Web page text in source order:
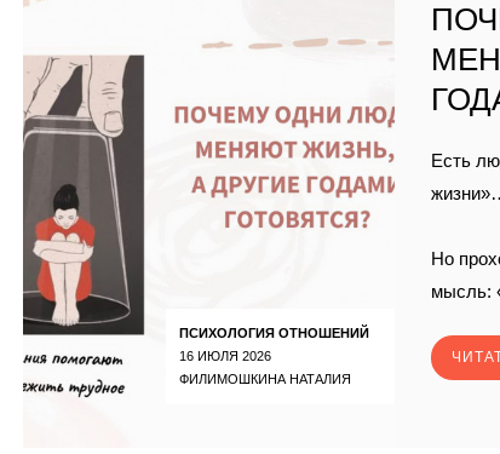
ПСИХОЛОГИЯ ОТНОШЕНИЙ
16 ИЮЛЯ 2026
ФИЛИМОШКИНА НАТАЛИЯ
Есть
Но
мысль: